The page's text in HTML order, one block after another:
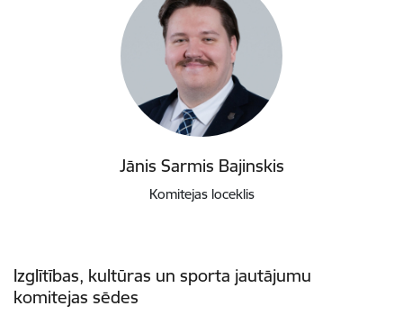
Jānis Sarmis Bajinskis
Komitejas loceklis
Izglītības, kultūras un sporta jautājumu
komitejas sēdes